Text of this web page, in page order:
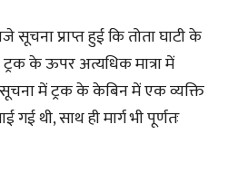
सूचना प्राप्त हुई कि तोता घाटी के
के ऊपर अत्यधिक मात्रा में
में ट्रक के केबिन में एक व्यक्ति
थी, साथ ही मार्ग भी पूर्णतः